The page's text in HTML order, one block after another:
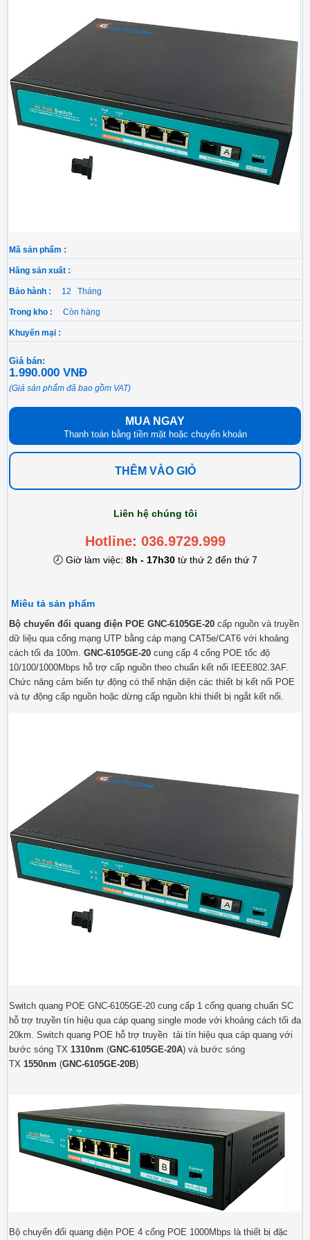
Mã sản phẩm :
Hãng sản xuất :
Bảo hành : 12 Tháng
Trong kho : Còn hàng
Khuyến mại :
Giá bán:
1.990.000 VNĐ
(Giá sản phẩm đã bao gồm VAT)
MUA NGAY
Thanh toán bằng tiền mặt hoặc chuyển khoản
THÊM VÀO GIỎ
Liên hệ chúng tôi
Hotline: 036.9729.999
🕗 Giờ làm việc: 8h - 17h30từ thứ 2 đến thứ 7
Miêu tả sản phẩm
Bộ chuyển đổi quang điện POE GNC-6105GE-20 cấp nguồn và truyền
dữ liệu qua cổng mạng UTP bằng cáp mạng CAT5e/CAT6 với khoảng
cách tối đa 100m. GNC-6105GE-20 cung cấp 4 cổng POE tốc độ
10/100/1000Mbps hỗ trợ cấp nguồn theo chuẩn kết nối IEEE802.3AF.
Chức năng cảm biến tự động có thể nhận diện các thiết bị kết nối POE
và tự động cấp nguồn hoặc dừng cấp nguồn khi thiết bị ngắt kết nối.
Switch quang POE GNC-6105GE-20 cung cấp 1 cổng quang chuẩn SC
hỗ trợ truyền tín hiệu qua cáp quang single mode với khoảng cách tối đa
20km. Switch quang POE hỗ trợ truyền tải tín hiệu qua cáp quang với
bước sóng TX 1310nm (GNC-6105GE-20A) và bước sóng
TX 1550nm (GNC-6105GE-20B)
Bộ chuyển đổi quang điện POE 4 cổng POE 1000Mbps là thiết bị đặc